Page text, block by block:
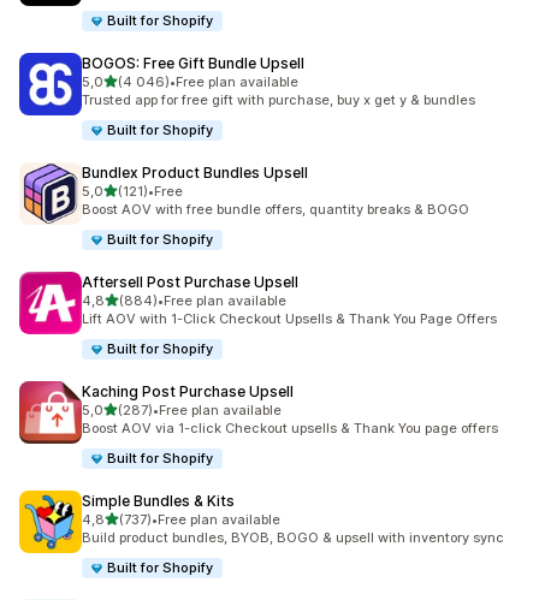
Built for Shopify
BOGOS: Free Gift Bundle Upsell
5,0z 5 hvězd
(4 046)
Celkový počet recenzí: 4046
•Free plan available
Trusted app for free gift with purchase, buy x get y & bundles
Built for Shopify
Bundlex Product Bundles Upsell
5,0z 5 hvězd
(121)
Celkový počet recenzí: 121
•Free
Boost AOV with free bundle offers, quantity breaks & BOGO
Built for Shopify
Aftersell Post Purchase Upsell
4,8z 5 hvězd
(884)
Celkový počet recenzí: 884
•Free plan available
Lift AOV with 1-Click Checkout Upsells & Thank You Page Offers
Built for Shopify
Kaching Post Purchase Upsell
5,0z 5 hvězd
(287)
Celkový počet recenzí: 287
•Free plan available
Boost AOV via 1-click Checkout upsells & Thank You page offers
Built for Shopify
Simple Bundles & Kits
4,8z 5 hvězd
(737)
Celkový počet recenzí: 737
•Free plan available
Build product bundles, BYOB, BOGO & upsell with inventory sync
Built for Shopify